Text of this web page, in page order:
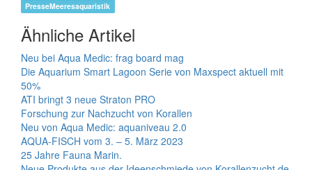
PresseMeeresaquaristik
Ähnliche Artikel
Neu bei Aqua Medic: frag board mag
Die Aquarium Smart Lagoon Serie von Maxspect aktuell mit
50%
ATI bringt 3 neue Straton PRO
Forschung zur Nachzucht von Korallen
Neu von Aqua Medic: aquaniveau 2.0
AQUA-FISCH vom 3. – 5. März 2023
25 Jahre Fauna Marin.